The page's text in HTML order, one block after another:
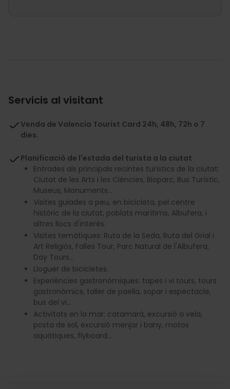
Servicis al visitant
Venda de Valencia Tourist Card 24h, 48h, 72h o 7
dies.
Planificació de l'estada del turista a la ciutat
Entrades als principals recintes turístics de la ciutat:
Ciutat de les Arts i les Ciències, Bioparc, Bus Turístic,
Museus, Monuments…
Visites guiades a peu, en bicicleta, pel centre
històric de la ciutat, poblats marítims, Albufera, i
altres llocs d'interés.
Visites temàtiques: Ruta de la Seda, Ruta del Grial i
Art Religiós, Falles Tour, Parc Natural de l'Albufera,
Day Tours…
Lloguer de bicicletes.
Experiències gastronòmiques: tapes i vi tours, tours
gastronòmics, taller de paella, sopar i espectacle,
bus del vi…
Activitats en la mar: catamarà, excursió a vela,
posta de sol, excursió menjar i bany, motos
aquàtiques, flyboard...